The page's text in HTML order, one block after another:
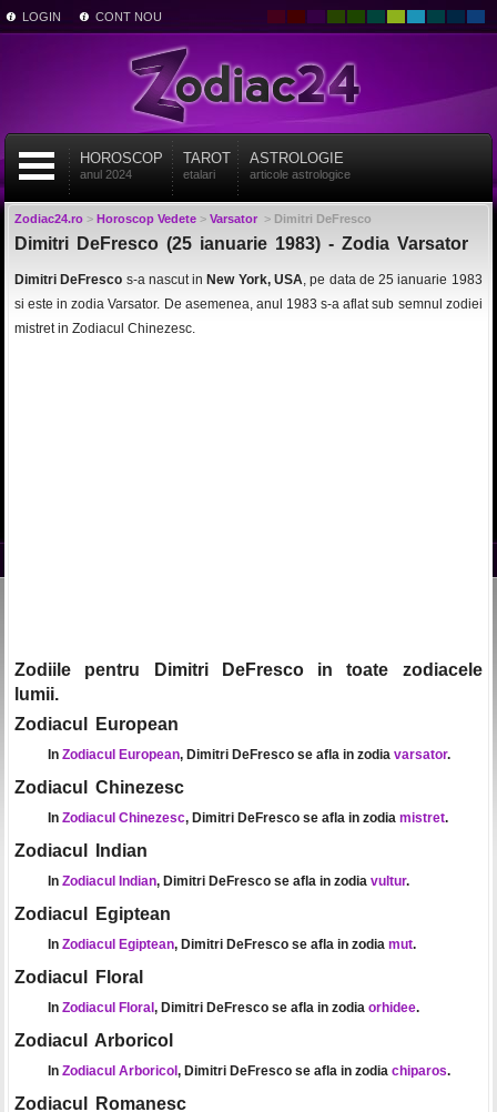
LOGIN CONT NOU
HOROSCOP
anul 2024
TAROT
etalari
ASTROLOGIE
articole astrologice
Zodiac24.ro> Horoscop Vedete> Varsator> Dimitri DeFresco
Dimitri DeFresco (25 ianuarie 1983) - Zodia Varsator
Dimitri DeFresco s-a nascut in New York, USA, pe data de 25 ianuarie 1983
si este in zodia Varsator. De asemenea, anul 1983 s-a aflat sub semnul zodiei
mistret in Zodiacul Chinezesc.
Zodiile pentru Dimitri DeFresco in toate zodiacele
lumii.
Zodiacul European
In Zodiacul European, Dimitri DeFresco se afla in zodia varsator.
Zodiacul Chinezesc
In Zodiacul Chinezesc, Dimitri DeFresco se afla in zodia mistret.
Zodiacul Indian
In Zodiacul Indian, Dimitri DeFresco se afla in zodia vultur.
Zodiacul Egiptean
In Zodiacul Egiptean, Dimitri DeFresco se afla in zodia mut.
Zodiacul Floral
In Zodiacul Floral , Dimitri DeFresco se afla in zodia orhidee.
Zodiacul Arboricol
In Zodiacul Arboricol , Dimitri DeFresco se afla in zodia chiparos.
Zodiacul Romanesc